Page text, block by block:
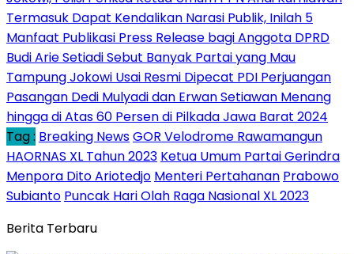
Termasuk Dapat Kendalikan Narasi Publik, Inilah 5
Manfaat Publikasi Press Release bagi Anggota DPRD
Budi Arie Setiadi Sebut Banyak Partai yang Mau
Tampung Jokowi Usai Resmi Dipecat PDI Perjuangan
Pasangan Dedi Mulyadi dan Erwan Setiawan Menang
hingga di Atas 60 Persen di Pilkada Jawa Barat 2024
Tag : Breaking NewsGOR Velodrome Rawamangun
HAORNAS XL Tahun 2023 Ketua Umum Partai Gerindra
Menpora Dito Ariotedjo Menteri Pertahanan Prabowo
Subianto Puncak Hari Olah Raga Nasional XL 2023
Berita Terbaru